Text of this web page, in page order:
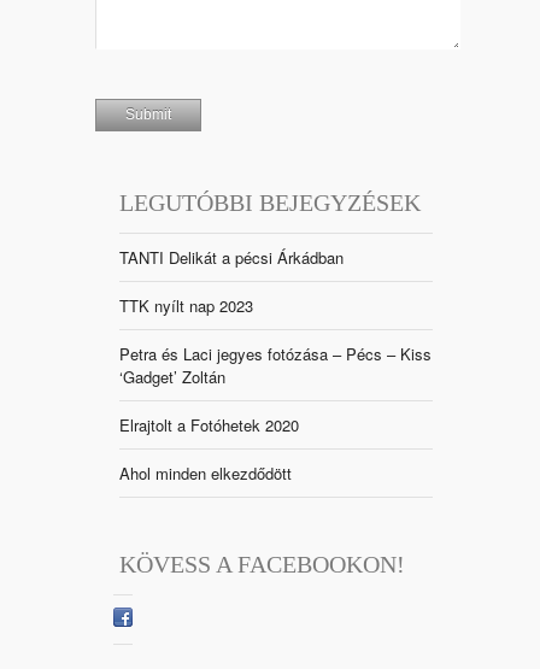
LEGUTÓBBI BEJEGYZÉSEK
TANTI Delikát a pécsi Árkádban
TTK nyílt nap 2023
Petra és Laci jegyes fotózása – Pécs – Kiss
‘Gadget’ Zoltán
Elrajtolt a Fotóhetek 2020
Ahol minden elkezdődött
KÖVESS A FACEBOOKON!